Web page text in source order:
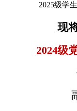
2025级学
现
2024级